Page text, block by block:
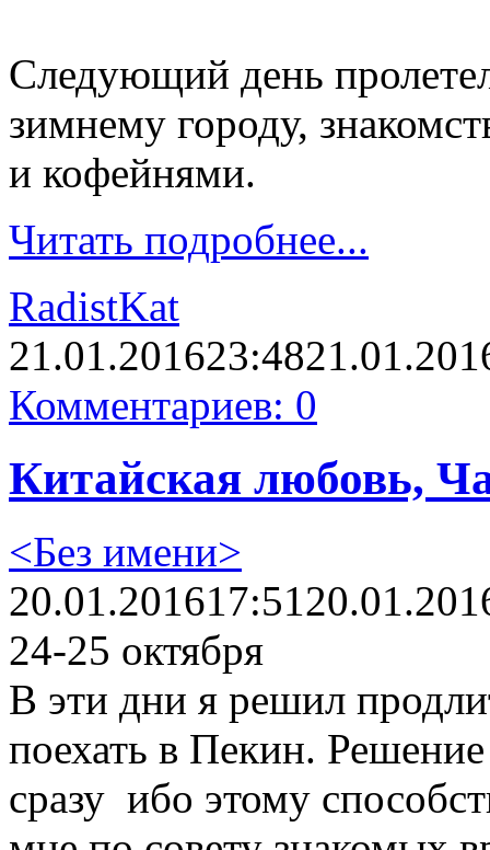
Следующий день
зимнему городу,
и кофейнями.
Читать подробнее...
RadistKat
21.01.201623:48
Комментариев: 0
Китайская любовь,
<Без имени>
20.01.201617:51
24-25 октября
В эти дни я решил
поехать в Пекин.
сразу ибо этому